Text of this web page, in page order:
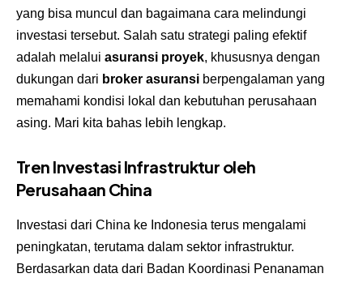
yang bisa muncul dan bagaimana cara melindungi
investasi tersebut. Salah satu strategi paling efektif
adalah melalui asuransi proyek, khususnya dengan
dukungan dari broker asuransi berpengalaman yang
memahami kondisi lokal dan kebutuhan perusahaan
asing. Mari kita bahas lebih lengkap.
Tren Investasi Infrastruktur oleh
Perusahaan China
Investasi dari China ke Indonesia terus mengalami
peningkatan, terutama dalam sektor infrastruktur.
Berdasarkan data dari Badan Koordinasi Penanaman